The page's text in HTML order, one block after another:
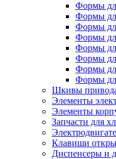
Формы
Формы
Формы
Формы
Формы
Формы
Формы
Формы
Шкивы
Элементы
Элементы
Запчасти для
Клавиши
Диспенсеры и